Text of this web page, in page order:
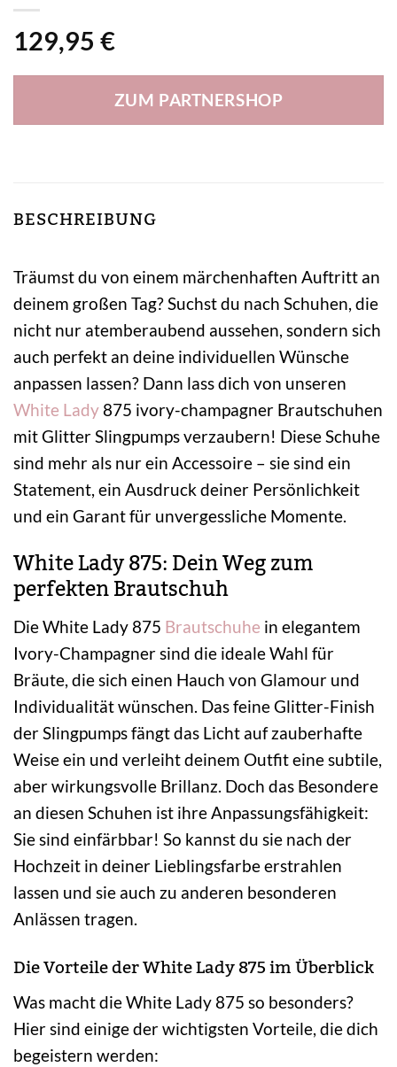
129,95 €
ZUM PARTNERSHOP
BESCHREIBUNG
Träumst du von einem märchenhaften Auftritt an
deinem großen Tag? Suchst du nach Schuhen, die
nicht nur atemberaubend aussehen, sondern sich
auch perfekt an deine individuellen Wünsche
anpassen lassen? Dann lass dich von unseren
White Lady 875 ivory-champagner Brautschuhen
mit Glitter Slingpumps verzaubern! Diese Schuhe
sind mehr als nur ein Accessoire – sie sind ein
Statement, ein Ausdruck deiner Persönlichkeit
und ein Garant für unvergessliche Momente.
White Lady 875: Dein Weg zum
perfekten Brautschuh
Die White Lady 875 Brautschuhe in elegantem
Ivory-Champagner sind die ideale Wahl für
Bräute, die sich einen Hauch von Glamour und
Individualität wünschen. Das feine Glitter-Finish
der Slingpumps fängt das Licht auf zauberhafte
Weise ein und verleiht deinem Outfit eine subtile,
aber wirkungsvolle Brillanz. Doch das Besondere
an diesen Schuhen ist ihre Anpassungsfähigkeit:
Sie sind einfärbbar! So kannst du sie nach der
Hochzeit in deiner Lieblingsfarbe erstrahlen
lassen und sie auch zu anderen besonderen
Anlässen tragen.
Die Vorteile der White Lady 875 im Überblick
Was macht die White Lady 875 so besonders?
Hier sind einige der wichtigsten Vorteile, die dich
begeistern werden: